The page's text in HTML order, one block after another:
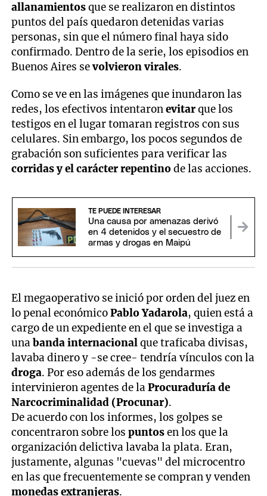
allanamientosque se realizaron en distintos
puntos del país quedaron detenidas varias
personas, sin que el número final haya sido
confirmado. Dentro de la serie, los episodios en
Buenos Aires sevolvieron virales.
Como se ve en las imágenes que inundaron las
redes, los efectivos intentaronevitarque los
testigos en el lugar tomaran registros con sus
celulares. Sin embargo, los pocos segundos de
grabación son suficientes para verificar las
corridas y el carácter repentinode las acciones.
TE PUEDE INTERESAR
Una causa por amenazas derivó
en 4 detenidos y el secuestro de
armas y drogas en Maipú
El megaoperativo se inició por orden del juez en
lo penal económicoPablo Yadarola, quien está a
cargo de un expediente en el que se investiga a
unabanda internacionalque traficaba divisas,
lavaba dinero y -se cree- tendría vínculos con la
droga. Por eso además de los gendarmes
intervinieron agentes de laProcuraduría de
Narcocriminalidad (Procunar).
De acuerdo con los informes, los golpes se
concentraron sobre lospuntosen los que la
organización delictiva lavaba la plata. Eran,
justamente, algunas "cuevas" del microcentro
en las que frecuentemente se compran y venden
monedas extranjeras.